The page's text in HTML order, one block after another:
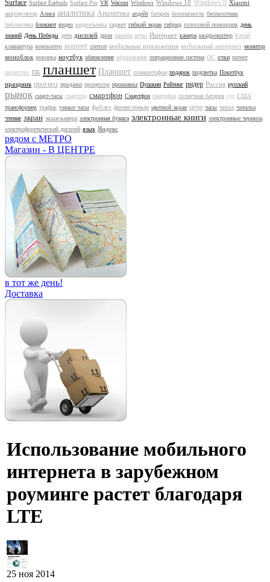
Surface Surface Earbuds Surface Pro VR Wacom Windows Windows 10 Windows 8 Xiaomi
аккумулятор Алиса аналитика Аналитика апдейт батарея безопасность беспилотник
библиотека блокнот видео видеосъемка гаджет гибкий экран гибрид голосовой помощник день
знаний День Победы дети дисплей дрон защита игры Интернет камера квадрокоптер Китай
клавиатура компьютер контент лэптоп мобильные приложения мобильный интернет монитор
моноблок новинка ноутбук обновление образование операционная система ОС очки патент
пиратство ПК планшет Планшет планшетофон подарок подсветка Покетбук
праздник прогноз продажи процессор прошивка Пушкин Рейтинг ридер Россия русский
рынок смарт-часы смартпэд смартфон Смартфон сматрфон солнечная батарея суд США
трансформер трафик умные часы фаблет фитнес-трекер цветной экран цена часы чехол читалка
чтение экран экшн-камера электронная бумага электронные книги электронные чернила
электрофоретический дисплей язык Яндекс
рядом с МЕТРО
Магазин - В ЦЕНТРЕ
в тот же день!
Доставка
Использование мобильного
интернета в зарубежном
роуминге растет благодаря
LTE
25 ноя 2014